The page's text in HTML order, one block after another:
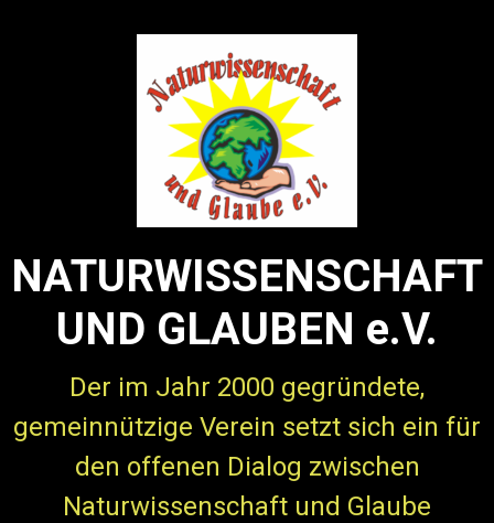
NATURWISSENSCHAFT
UND GLAUBEN e.V.
Der im Jahr 2000 gegründete,
gemeinnützige Verein setzt sich ein für
den offenen Dialog zwischen
Naturwissenschaft und Glaube